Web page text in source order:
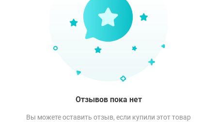
Отзывов пока нет
Вы можете оставить отзыв, если купили этот товар